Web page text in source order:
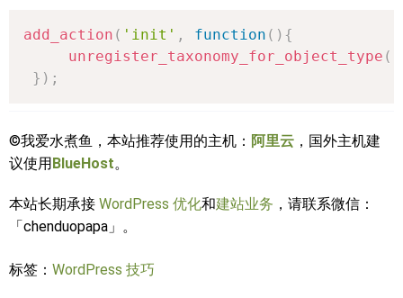
add_action ( 'init' , function ( ) {
unregister_taxonomy_for_object_type (
} ) ;
©我爱水煮鱼，本站推荐使用的主机： 阿里云 ，国外主机建
议使用BlueHost。
本站长期承接 WordPress 优化和建站业务 ，请联系微信：
「chenduopapa」。
标签： WordPress 技巧